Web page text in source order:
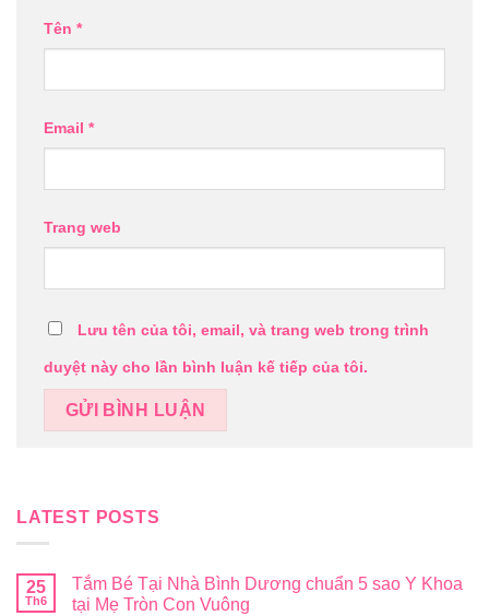
Tên *
Email *
Trang web
Lưu tên của tôi, email, và trang web trong trình
duyệt này cho lần bình luận kế tiếp của tôi.
LATEST POSTS
25
Th6
Tắm Bé Tại Nhà Bình Dương chuẩn 5 sao Y Khoa
tại Mẹ Tròn Con Vuông